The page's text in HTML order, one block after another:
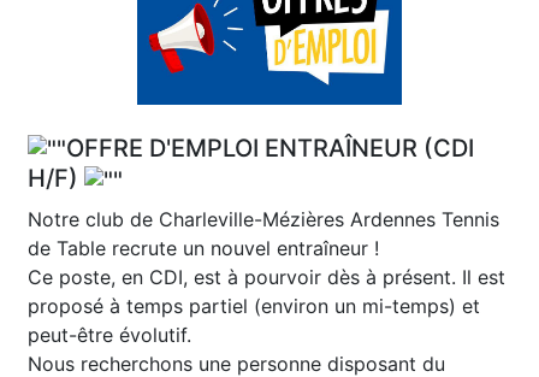
OFFRE D'EMPLOI ENTRAÎNEUR (CDI
H/F)
Notre club de Charleville-Mézières Ardennes Tennis
de Table recrute un nouvel entraîneur !
Ce poste, en CDI, est à pourvoir dès à présent. Il est
proposé à temps partiel (environ un mi-temps) et
peut-être évolutif.
Nous recherchons une personne disposant du